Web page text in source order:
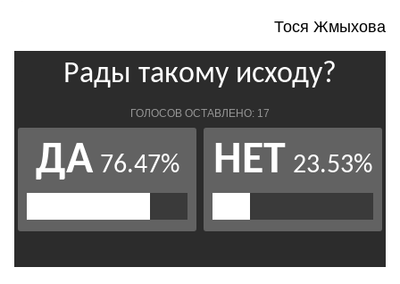
Тося Жмыхова